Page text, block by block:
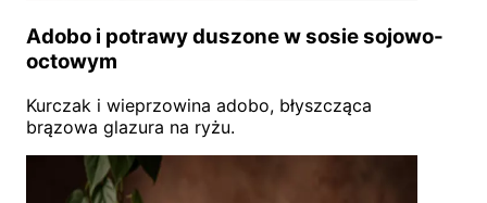
Adobo i potrawy duszone w sosie sojowo-
octowym
Kurczak i wieprzowina adobo, błyszcząca
brązowa glazura na ryżu.